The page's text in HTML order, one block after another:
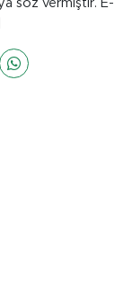
söz vermiştir. E-